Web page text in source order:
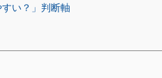
い？」判断軸